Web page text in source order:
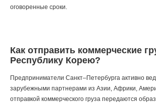
оговоренные сроки.
Как отправить коммерческие
Республику Корею?
Предприниматели Санкт–Петербурга активно
зарубежными партнерами из Азии, Африки,
отправкой коммерческого груза передаются